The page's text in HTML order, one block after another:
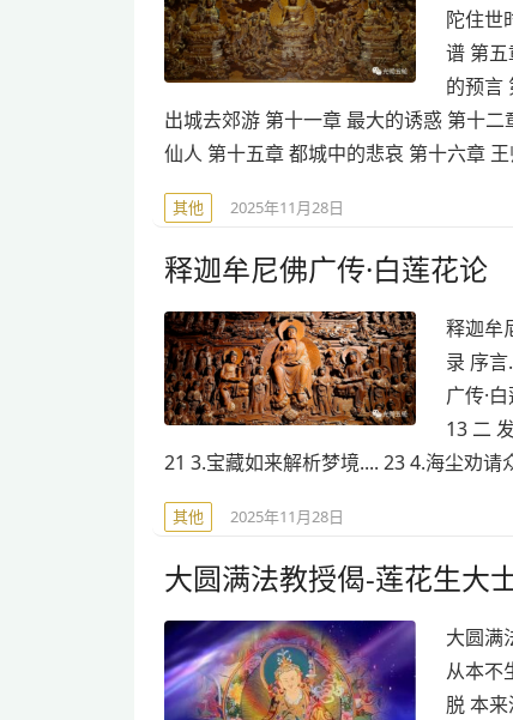
陀住世
谱 第
的预言
出城去郊游 第十一章 最大的诱惑 第十
仙人 第十五章 都城中的悲哀 第十六章
其他 2025年11月28日
释迦牟尼佛广传·白莲花论
释迦牟
录 序
广传·
13 二
21 3.宝藏如来解析梦境.... 23 4.海尘劝请
其他 2025年11月28日
大圆满法教授偈-莲花生大
大圆
从本
脱 本